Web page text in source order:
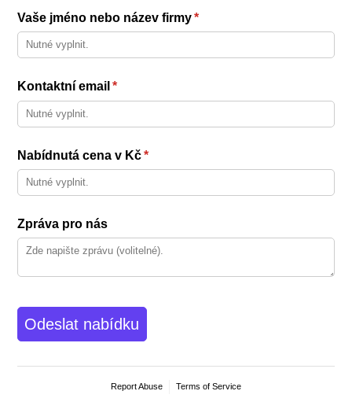
Vaše jméno nebo název firmy*
(required)
Kontaktní email *
(required)
Nabídnutá cena v Kč*
(required)
Zpráva pro nás
Odeslat nabídku
Report Abuse Terms of Service